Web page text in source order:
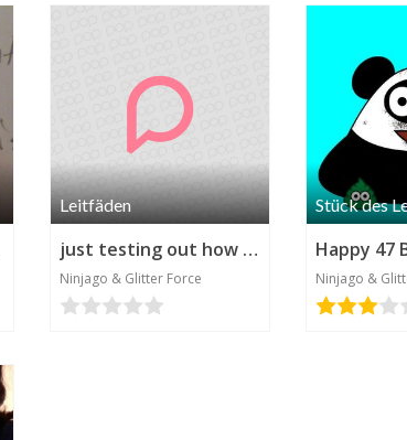
Leitfäden
just testing out how to use this comic panel app.
Ninjago & Glitter Force
Stück des
Ninjago &